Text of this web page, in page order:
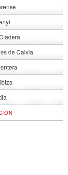
de Calvia